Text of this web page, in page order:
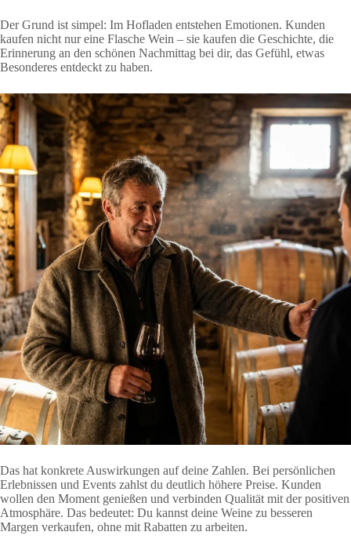
Der Grund ist simpel: Im Hofladen entstehen Emotionen. Kunden
kaufen nicht nur eine Flasche Wein – sie kaufen die Geschichte, die
Erinnerung an den schönen Nachmittag bei dir, das Gefühl, etwas
Besonderes entdeckt zu haben.
Das hat konkrete Auswirkungen auf deine Zahlen. Bei persönlichen
Erlebnissen und Events zahlst du deutlich höhere Preise. Kunden
wollen den Moment genießen und verbinden Qualität mit der positiven
Atmosphäre. Das bedeutet: Du kannst deine Weine zu besseren
Margen verkaufen, ohne mit Rabatten zu arbeiten.